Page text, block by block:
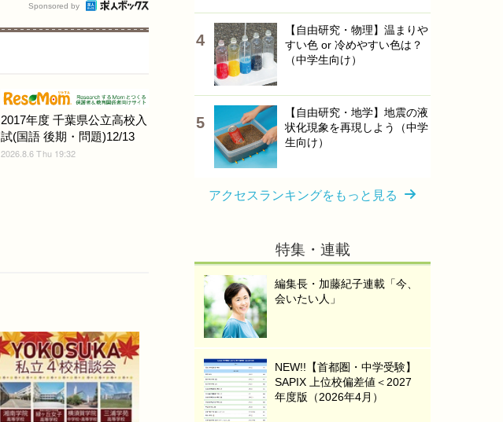
Sponsored by
2017年度 千葉県公立高校入
試(国語 後期・問題)12/13
2026.8.6 Thu 19:32
【自由研究・物理】温まりや
すい色 or 冷めやすい色は？
（中学生向け）
【自由研究・地学】地震の液
状化現象を再現しよう（中学
生向け）
アクセスランキングをもっと見る
特集・連載
編集長・加藤紀子連載「今、
会いたい人」
NEW!!【首都圏・中学受験】
SAPIX 上位校偏差値＜2027
年度版（2026年4月）